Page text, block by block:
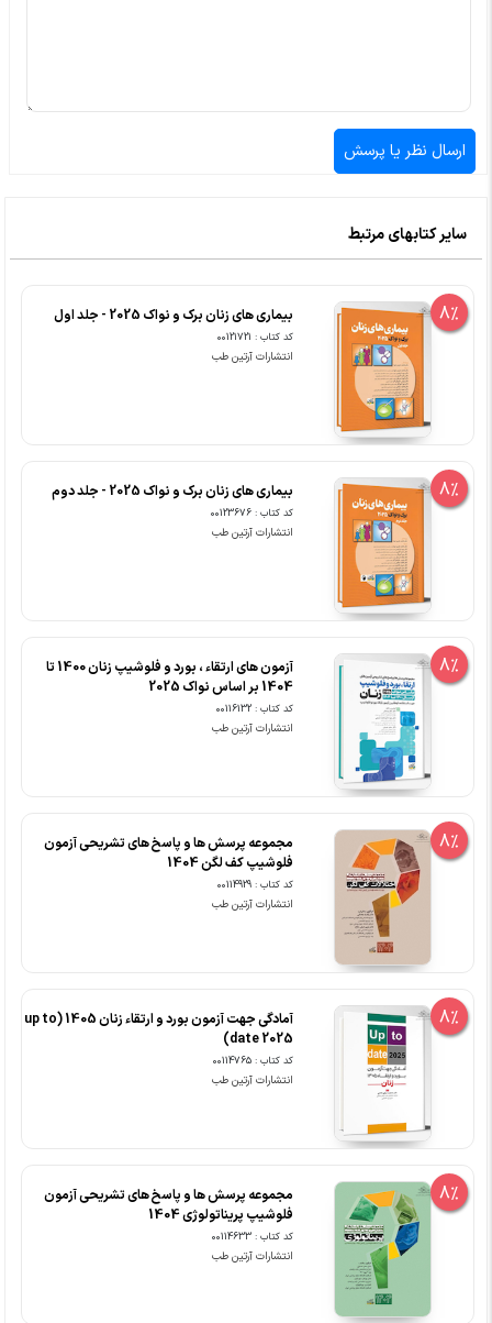
سایر کتابهای مرتبط
8% بیماری های زنان برک و نواک 2025 - جلد اول
کد کتاب : 00121721
انتشارات آرتین طب
8% بیماری های زنان برک و نواک 2025 - جلد دوم
کد کتاب : 00123676
انتشارات آرتین طب
8%
آزمون های ارتقاء ، بورد و فلوشیپ زنان 1400 تا
1404 بر اساس نواک 2025
کد کتاب : 00116132
انتشارات آرتین طب
8%
مجموعه پرسش ها و پاسخ های تشریحی آزمون
فلوشیپ کف لگن 1404
کد کتاب : 00114929
انتشارات آرتین طب
8%
آمادگی جهت آزمون بورد و ارتقاء زنان 1405 (up to
date 2025)
کد کتاب : 00114765
انتشارات آرتین طب
8%
مجموعه پرسش ها و پاسخ های تشریحی آزمون
فلوشیپ پریناتولوژی 1404
کد کتاب : 00114633
انتشارات آرتین طب